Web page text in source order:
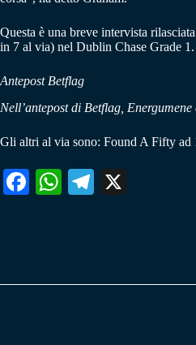
Questa è una breve intervista
in 7 al via) nel Dublin Chase Grade 1.
Antepost Betflag
Nell’antepost di Betflag,
Gli altri al via sono: Found A Fifty ad
Fa W
pp
Te
m